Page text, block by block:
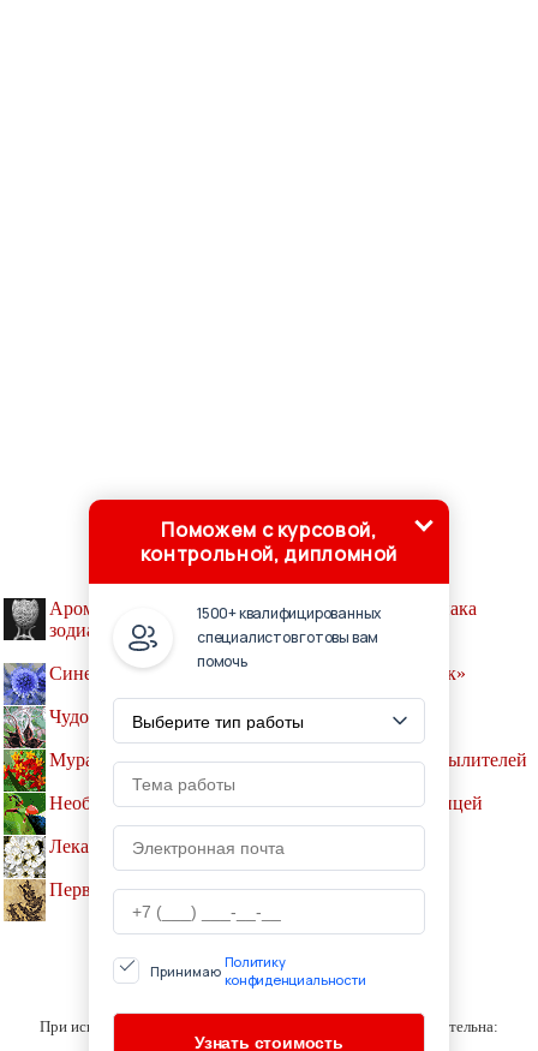
Ароматерапия и особые ароматы для каждого знака
зодиака
Синеголовник - цветок из «Марсианских хроник»
Чудо в «пылинке» - эти удивительные семена
Муравьи охраняют цветок от нежелательных опылителей
Необычный цветок крутится ради опыления птицей
Лекарственные растения по знакам Зодиака
Первый в мире цветок обнаружен в Испании
© BERRYLIB.RU, 2001-2019
При использовании материалов сайта активная ссылка обязательна:
http://berrylib.ru/ 'Садоводство и огородничество
Поможем с курсовой,
контрольной, дипломной
1500+ квалифицированных
специалистов готовы вам
помочь
Принимаю Политику
конфиденциальности